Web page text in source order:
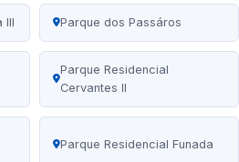
III Parque dos Passáros
Parque Residencial
Cervantes II
Parque Residencial Funada